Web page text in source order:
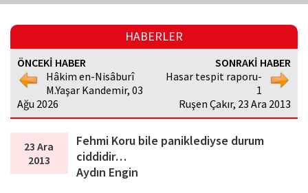
HABERLER
ÖNCEKİ HABER
Hâkim en-Nisâburî
M.Yaşar Kandemir, 03
Ağu 2026
SONRAKİ HABER
Hasar tespit raporu-
1
Ruşen Çakır, 23 Ara 2013
23 Ara
2013
Fehmi Koru bile paniklediyse durum
ciddidir…
Aydın Engin